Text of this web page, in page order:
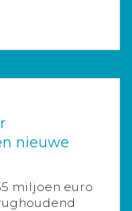
nieuwe
miljoen euro